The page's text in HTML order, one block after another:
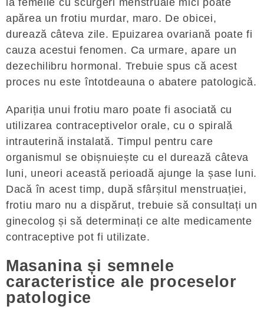
apărea un frotiu murdar, maro. De obicei,
durează câteva zile. Epuizarea ovariană poate fi
cauza acestui fenomen. Ca urmare, apare un
dezechilibru hormonal. Trebuie spus că acest
proces nu este întotdeauna o abatere patologică.
Apariția unui frotiu maro poate fi asociată cu
utilizarea contraceptivelor orale, cu o spirală
intrauterină instalată. Timpul pentru care
organismul se obișnuiește cu el durează câteva
luni, uneori această perioadă ajunge la șase luni.
Dacă în acest timp, după sfârșitul menstruației,
frotiu maro nu a dispărut, trebuie să consultați un
ginecolog și să determinați ce alte medicamente
contraceptive pot fi utilizate.
Masanina și semnele
caracteristice ale proceselor
patologice